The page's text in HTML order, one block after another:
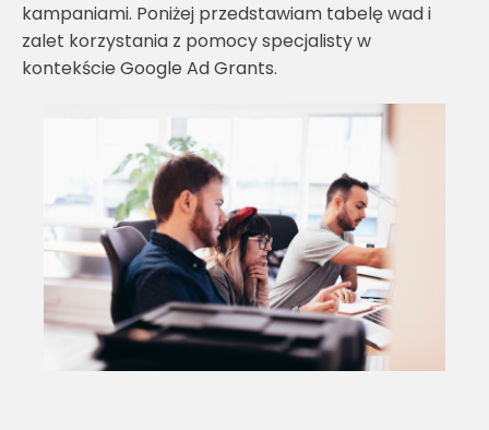
kampaniami. Poniżej przedstawiam tabelę wad i
zalet korzystania z pomocy specjalisty w
kontekście Google Ad Grants.